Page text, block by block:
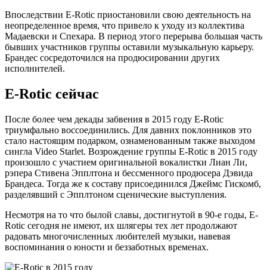
Впоследствии E-Rotic приостановили свою деятельность на
неопределенное время, что привело к уходу из коллектива
Мадаевски и Спехара. В период этого перерыва большая часть
бывших участников группы оставили музыкальную карьеру.
Брандес сосредоточился на продюсировании других
исполнителей.
E-Rotic сейчас
После более чем декады забвения в 2015 году E-Rotic
триумфально воссоединились. Для давних поклонников это
стало настоящим подарком, ознаменованным также выходом
сингла Video Starlet. Возрождение группы E-Rotic в 2015 году
произошло с участием оригинальной вокалистки Лиан Ли,
рэпера Стивена Эпплтона и бессменного продюсера Дэвида
Брандеса. Тогда же к составу присоединился Джеймс Гискомб,
разделявший с Эпплтоном сценические выступления.
Несмотря на то что былой славы, достигнутой в 90-е годы, E-
Rotic сегодня не имеют, их шлягеры тех лет продолжают
радовать многочисленных любителей музыки, навевая
воспоминания о юности и беззаботных временах.